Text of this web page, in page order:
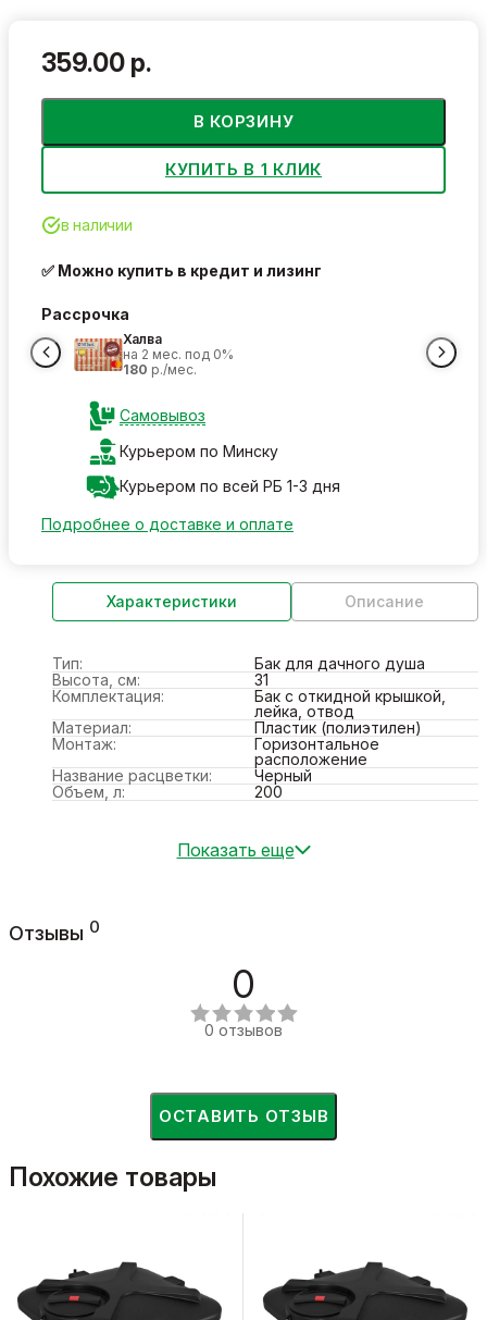
359.00 р.
В КОРЗИНУ
КУПИТЬ В 1 КЛИК
в наличии
✅ Можно купить в кредит и лизинг
Рассрочка
Халва
на 2 мес. под 0%
180 р./мес.
Самовывоз
Курьером по Минску
Курьером по всей РБ 1-3 дня
Подробнее о доставке и оплате
Характеристики Описание
Тип:
Бак для дачного душа
Высота, см:
31
Комплектация:
Бак с откидной крышкой,
лейка, отвод
Материал:
Пластик (полиэтилен)
Монтаж:
Горизонтальное
расположение
Название расцветки:
Черный
Объем, л:
200
Показать еще
Отзывы 0
0
0 отзывов
ОСТАВИТЬ ОТЗЫВ
Похожие товары